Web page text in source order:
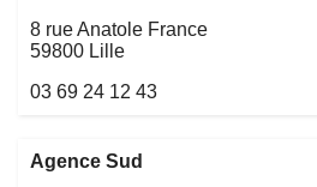
8 rue Anatole France
59800 Lille
03 69 24 12 43
Agence Sud